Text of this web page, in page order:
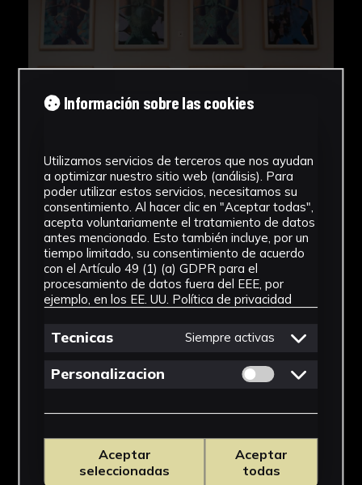
Información sobre las cookies
Utilizamos servicios de terceros que nos ayudan
a optimizar nuestro sitio web (análisis). Para
poder utilizar estos servicios, necesitamos su
consentimiento. Al hacer clic en "Aceptar todas",
acepta voluntariamente el tratamiento de datos
antes mencionado. Esto también incluye, por un
tiempo limitado, su consentimiento de acuerdo
con el Artículo 49 (1) (a) GDPR para el
procesamiento de datos fuera del EEE, por
ejemplo, en los EE. UU. Política de privacidad
Tecnicas Siempre activas
Personalizacion Permitir cookies
Aceptar
seleccionadas
Aceptar
todas